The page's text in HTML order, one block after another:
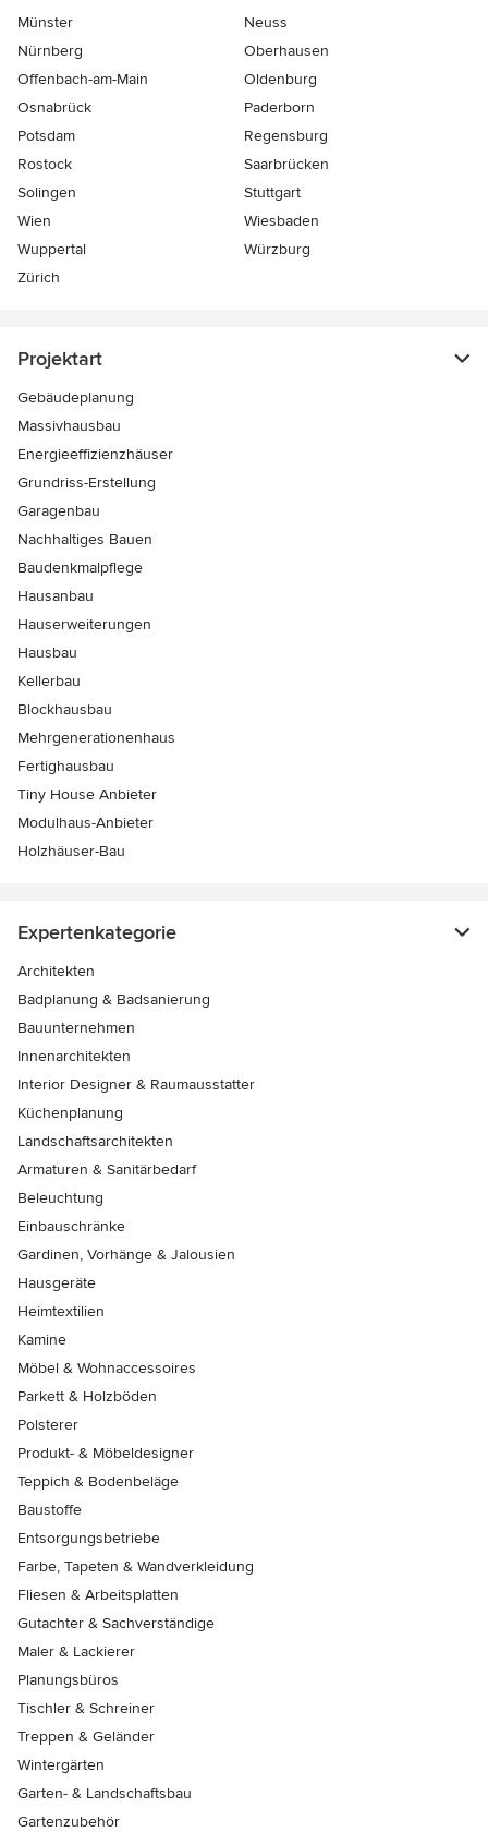
Münster
Neuss
Nürnberg
Oberhausen
Offenbach-am-Main
Oldenburg
Osnabrück
Paderborn
Potsdam
Regensburg
Rostock
Saarbrücken
Solingen
Stuttgart
Wien
Wiesbaden
Wuppertal
Würzburg
Zürich
Projektart
Gebäudeplanung
Massivhausbau
Energieeffizienzhäuser
Grundriss-Erstellung
Garagenbau
Nachhaltiges Bauen
Baudenkmalpflege
Hausanbau
Hauserweiterungen
Hausbau
Kellerbau
Blockhausbau
Mehrgenerationenhaus
Fertighausbau
Tiny House Anbieter
Modulhaus-Anbieter
Holzhäuser-Bau
Expertenkategorie
Architekten
Badplanung & Badsanierung
Bauunternehmen
Innenarchitekten
Interior Designer & Raumausstatter
Küchenplanung
Landschaftsarchitekten
Armaturen & Sanitärbedarf
Beleuchtung
Einbauschränke
Gardinen, Vorhänge & Jalousien
Hausgeräte
Heimtextilien
Kamine
Möbel & Wohnaccessoires
Parkett & Holzböden
Polsterer
Produkt- & Möbeldesigner
Teppich & Bodenbeläge
Baustoffe
Entsorgungsbetriebe
Farbe, Tapeten & Wandverkleidung
Fliesen & Arbeitsplatten
Gutachter & Sachverständige
Maler & Lackierer
Planungsbüros
Tischler & Schreiner
Treppen & Geländer
Wintergärten
Garten- & Landschaftsbau
Gartenzubehör